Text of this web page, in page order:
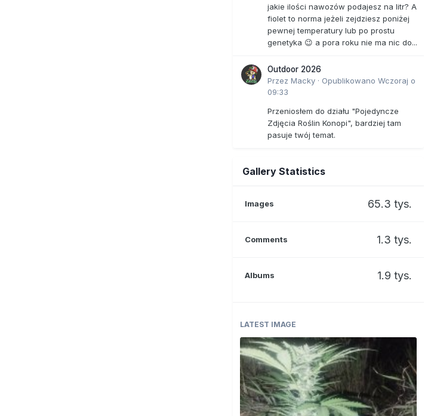
jakie ilości nawozów podajesz na litr? A
fiolet to norma jeżeli zejdziesz poniżej
pewnej temperatury lub po prostu
genetyka 😉 a pora roku nie ma nic do...
Outdoor 2026
Przez Macky · Opublikowano Wczoraj o
09:33
Przeniosłem do działu "Pojedyncze
Zdjęcia Roślin Konopi", bardziej tam
pasuje twój temat.
Gallery Statistics
Images 65.3 tys.
Comments 1.3 tys.
Albums 1.9 tys.
LATEST IMAGE